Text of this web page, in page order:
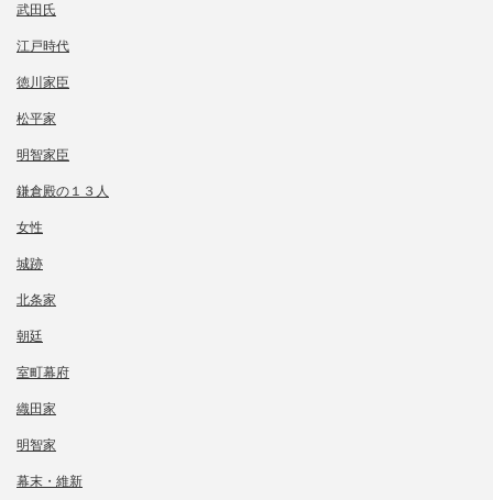
武田氏
江戸時代
徳川家臣
松平家
明智家臣
鎌倉殿の１３人
女性
城跡
北条家
朝廷
室町幕府
織田家
明智家
幕末・維新